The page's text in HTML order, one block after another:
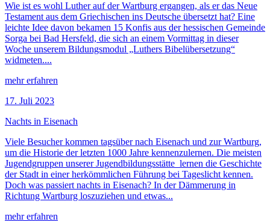
Wie ist es wohl Luther auf der Wartburg ergangen, als er das Neue
Testament aus dem Griechischen ins Deutsche übersetzt hat? Eine
leichte Idee davon bekamen 15 Konfis aus der hessischen Gemeinde
Sorga bei Bad Hersfeld, die sich an einem Vormittag in dieser
Woche unserem Bildungsmodul „Luthers Bibelübersetzung“
widmeten....
mehr erfahren
17. Juli 2023
Nachts in Eisenach
Viele Besucher kommen tagsüber nach Eisenach und zur Wartburg,
um die Historie der letzten 1000 Jahre kennenzulernen. Die meisten
Jugendgruppen unserer Jugendbildungsstätte lernen die Geschichte
der Stadt in einer herkömmlichen Führung bei Tageslicht kennen.
Doch was passiert nachts in Eisenach? In der Dämmerung in
Richtung Wartburg loszuziehen und etwas...
mehr erfahren